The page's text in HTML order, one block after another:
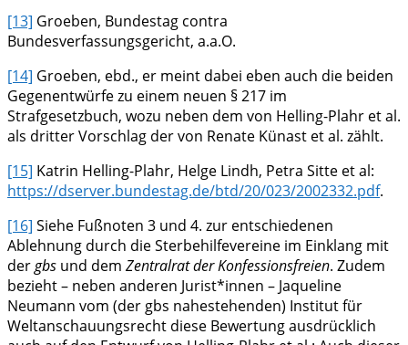
[13] Groeben, Bundestag contra
Bundesverfassungsgericht, a.a.O.
[14] Groeben, ebd., er meint dabei eben auch die beiden
Gegenentwürfe zu einem neuen § 217 im
Strafgesetzbuch, wozu neben dem von Helling-Plahr et al.
als dritter Vorschlag der von Renate Künast et al. zählt.
[15] Katrin Helling-Plahr, Helge Lindh, Petra Sitte et al:
https://dserver.bundestag.de/btd/20/023/2002332.pdf.
[16] Siehe Fußnoten 3 und 4. zur entschiedenen
Ablehnung durch die Sterbehilfevereine im Einklang mit
dergbs und dem Zentralrat der Konfessionsfreien. Zudem
bezieht – neben anderen Jurist*innen – Jaqueline
Neumann vom (der gbs nahestehenden) Institut für
Weltanschauungsrecht diese Bewertung ausdrücklich